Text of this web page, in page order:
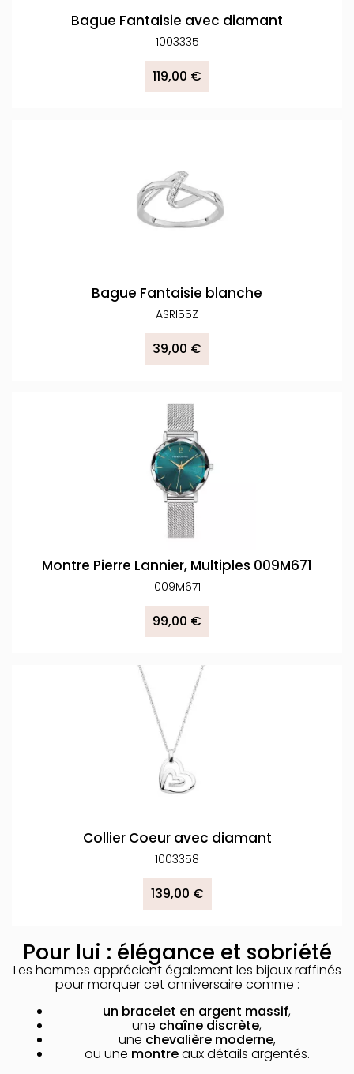
Bague Fantaisie avec diamant
1003335
119,00 €
Bague Fantaisie blanche
ASRI55Z
39,00 €
Montre Pierre Lannier, Multiples 009M671
009M671
99,00 €
Collier Coeur avec diamant
1003358
139,00 €
Pour lui : élégance et sobriété
Les hommes apprécient également les bijoux raffinés
pour marquer cet anniversaire comme :
un bracelet en argent massif,
une chaîne discrète,
une chevalière moderne,
ou une montreaux détails argentés.